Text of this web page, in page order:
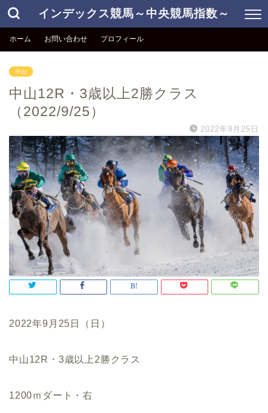
インデックス競馬～中央競馬指数～
ホーム お問い合わせ プロフィール
中山
中山12R・3歳以上2勝クラス
（2022/9/25）
2022年9月25日
2022年9月25日（日）
中山12R・3歳以上2勝クラス
1200ｍダート・右